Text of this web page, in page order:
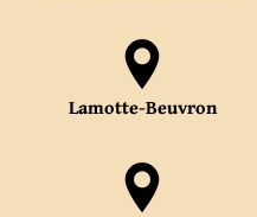
Lamotte-Beuvron